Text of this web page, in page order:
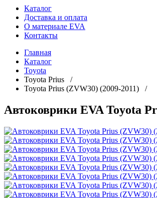
Каталог
Доставка и оплата
О материале EVA
Контакты
Главная
Каталог
Toyota
Toyota Prius /
Toyota Prius (ZVW30) (2009-2011) /
Автоковрики EVA Toyota